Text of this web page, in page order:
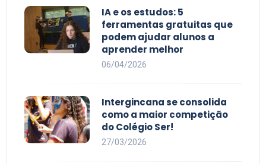
IA e os estudos: 5
ferramentas gratuitas que
podem ajudar alunos a
aprender melhor
06/04/2026
Intergincana se consolida
como a maior competição
do Colégio Ser!
27/03/2026